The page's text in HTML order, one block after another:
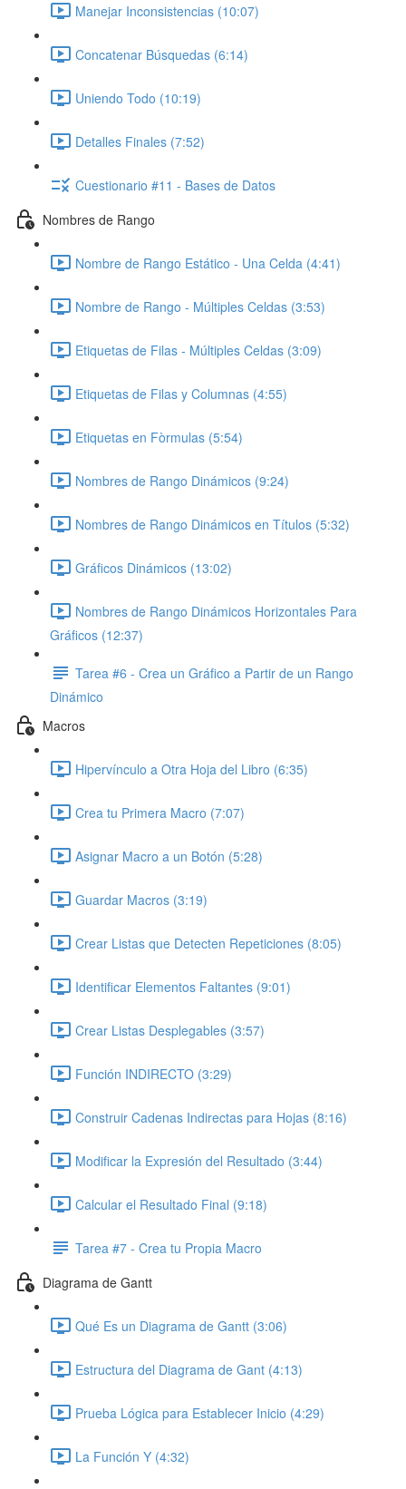
Manejar Inconsistencias (10:07)
Concatenar Búsquedas (6:14)
Uniendo Todo (10:19)
Detalles Finales (7:52)
Cuestionario #11 - Bases de Datos
Nombres de Rango
Nombre de Rango Estático - Una Celda (4:41)
Nombre de Rango - Múltiples Celdas (3:53)
Etiquetas de Filas - Múltiples Celdas (3:09)
Etiquetas de Filas y Columnas (4:55)
Etiquetas en Fòrmulas (5:54)
Nombres de Rango Dinámicos (9:24)
Nombres de Rango Dinámicos en Títulos (5:32)
Gráficos Dinámicos (13:02)
Nombres de Rango Dinámicos Horizontales Para
Gráficos (12:37)
Tarea #6 - Crea un Gráfico a Partir de un Rango
Dinámico
Macros
Hipervínculo a Otra Hoja del Libro (6:35)
Crea tu Primera Macro (7:07)
Asignar Macro a un Botón (5:28)
Guardar Macros (3:19)
Crear Listas que Detecten Repeticiones (8:05)
Identificar Elementos Faltantes (9:01)
Crear Listas Desplegables (3:57)
Función INDIRECTO (3:29)
Construir Cadenas Indirectas para Hojas (8:16)
Modificar la Expresión del Resultado (3:44)
Calcular el Resultado Final (9:18)
Tarea #7 - Crea tu Propia Macro
Diagrama de Gantt
Qué Es un Diagrama de Gantt (3:06)
Estructura del Diagrama de Gant (4:13)
Prueba Lógica para Establecer Inicio (4:29)
La Función Y (4:32)